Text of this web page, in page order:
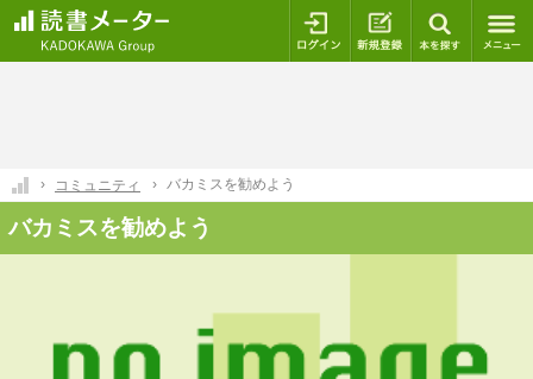
ログイン 新規登録
コミュニティ バカミスを勧めよう
バカミスを勧めよう